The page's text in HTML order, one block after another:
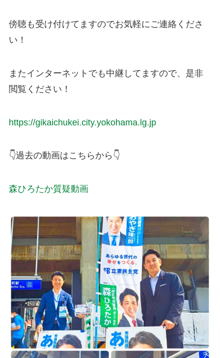
傍聴も受け付けてますのでお気軽にご連絡くださ
い！
またインターネットでも中継してますので、是非
閲覧ください！
https://gikaichukei.city.yokohama.lg.jp
👇過去の動画はこちらから👇
森ひろたか質疑動画